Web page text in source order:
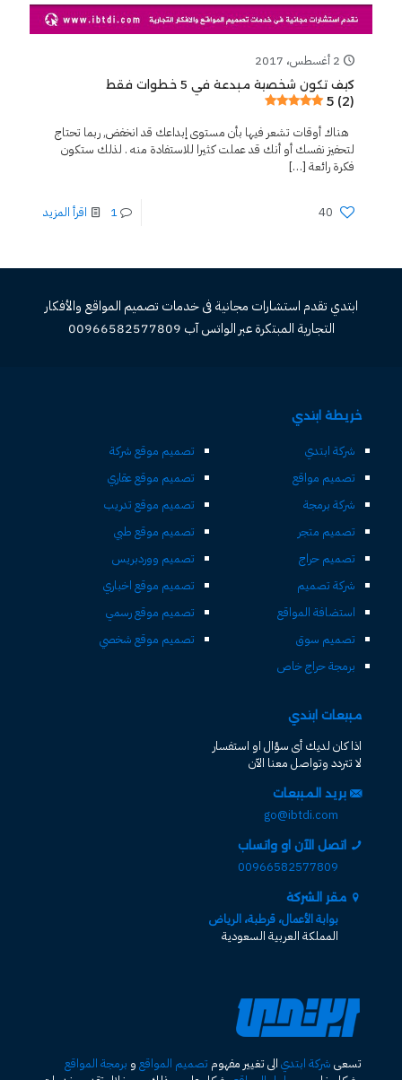
2 أغسطس، 2017
كيف تكون شخصية مبدعة في 5 خطوات فقط
5 (2)
هناك أوقات تشعر فيها بأن مستوى إبداعك قد انخفض, ربما تحتاج
لتحفيز نفسك أو أنك قد عملت كثيرا للاستفادة منه . لذلك ستكون
فكرة رائعة […]
40
1 اقرأ المزيد
ابتدي تقدم استشارات مجانية فى خدمات تصميم المواقع والأفكار
التجارية المبتكرة عبر الواتس آب 00966582577809
خريطة ابتدي
شركة ابتدي
تصميم مواقع
شركة برمجة
تصميم متجر
تصميم حراج
شركة تصميم
استضافة المواقع
تصميم سوق
برمجة حراج خاص
تصميم موقع شركة
تصميم موقع عقاري
تصميم موقع تدريب
تصميم موقع طبي
تصميم ووردبريس
تصميم موقع اخباري
تصميم موقع رسمي
تصميم موقع شخصي
مبيعات ابتدي
اذا كان لديك أى سؤال او استفسار
لا تتردد وتواصل معنا الآن
بريد المبيعات
go@ibtdi.com
اتصل الآن او واتساب
00966582577809
مقر الشركة
بوابة الأعمال، قرطبة، الرياض
المملكة العربية السعودية
تسعى شركة ابتدي الى تغيير مفهوم تصميم المواقع و برمجة المواقع